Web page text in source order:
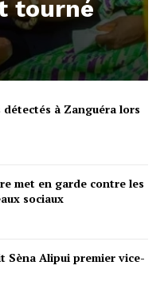
tourné
à Zanguéra lors
met en garde contre les
sociaux
Sèna Alipui premier vice-